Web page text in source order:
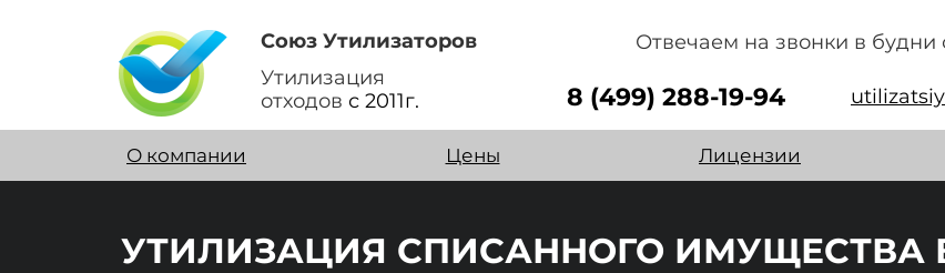
Союз Утилизаторов
Утилизация
отходов с 2011г.
Отвечаем на звонки в будни
8 (499) 288-19-94
О компании Цены Лицензии
УТИЛИЗАЦИЯ СПИСАННОГО ИМУЩЕСТВА